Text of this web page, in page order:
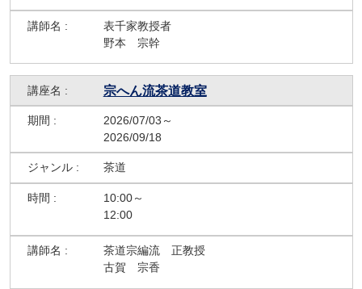
表千家教授者
野本 宗幹
宗へん流茶道教室
2026/07/03～
2026/09/18
茶道
10:00～
12:00
茶道宗編流 正教授
古賀 宗香